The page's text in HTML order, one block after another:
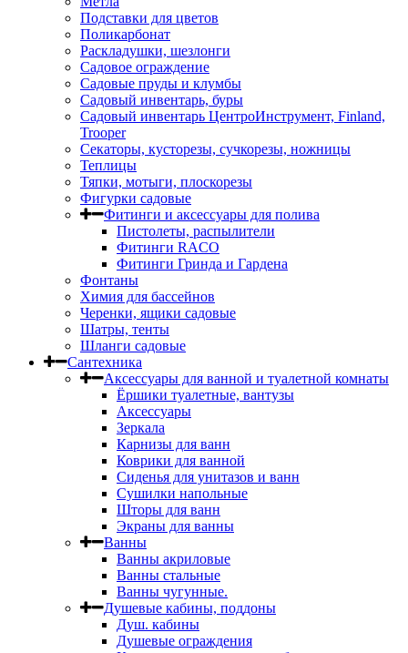
Подставки для цветов
Поликарбонат
Раскладушки, шезлонги
Садовое ограждение
Садовые пруды и клумбы
Садовый инвентарь, буры
Садовый инвентарь ЦентроИнструмент, Finland,
Trooper
Секаторы, кусторезы, сучкорезы, ножницы
Теплицы
Тяпки, мотыги, плоскорезы
Фигурки садовые
Фитинги и аксессуары для полива
Пистолеты, распылители
Фитинги RACO
Фитинги Гринда и Гардена
Фонтаны
Химия для бассейнов
Черенки, ящики садовые
Шатры, тенты
Шланги садовые
Сантехника
Аксессуары для ванной и туалетной комнаты
Ёршики туалетные, вантузы
Аксессуары
Зеркала
Карнизы для ванн
Коврики для ванной
Сиденья для унитазов и ванн
Сушилки напольные
Шторы для ванн
Экраны для ванны
Ванны
Ванны акриловые
Ванны стальные
Ванны чугунные.
Душевые кабины, поддоны
Душ. кабины
Душевые ограждения